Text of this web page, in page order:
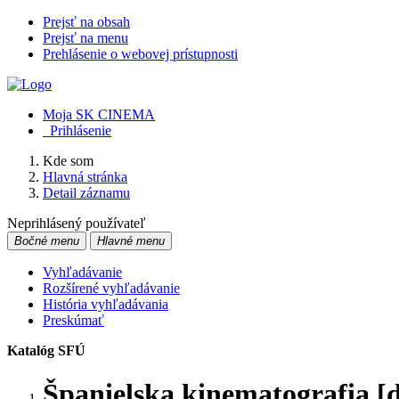
Prejsť na obsah
Prejsť na menu
Prehlásenie o webovej prístupnosti
Moja SK CINEMA
Prihlásenie
Kde som
Hlavná stránka
Detail záznamu
Neprihlásený používateľ
Bočné menu Hlavné menu
Vyhľadávanie
Rozšírené vyhľadávanie
História vyhľadávania
Preskúmať
Katalóg SFÚ